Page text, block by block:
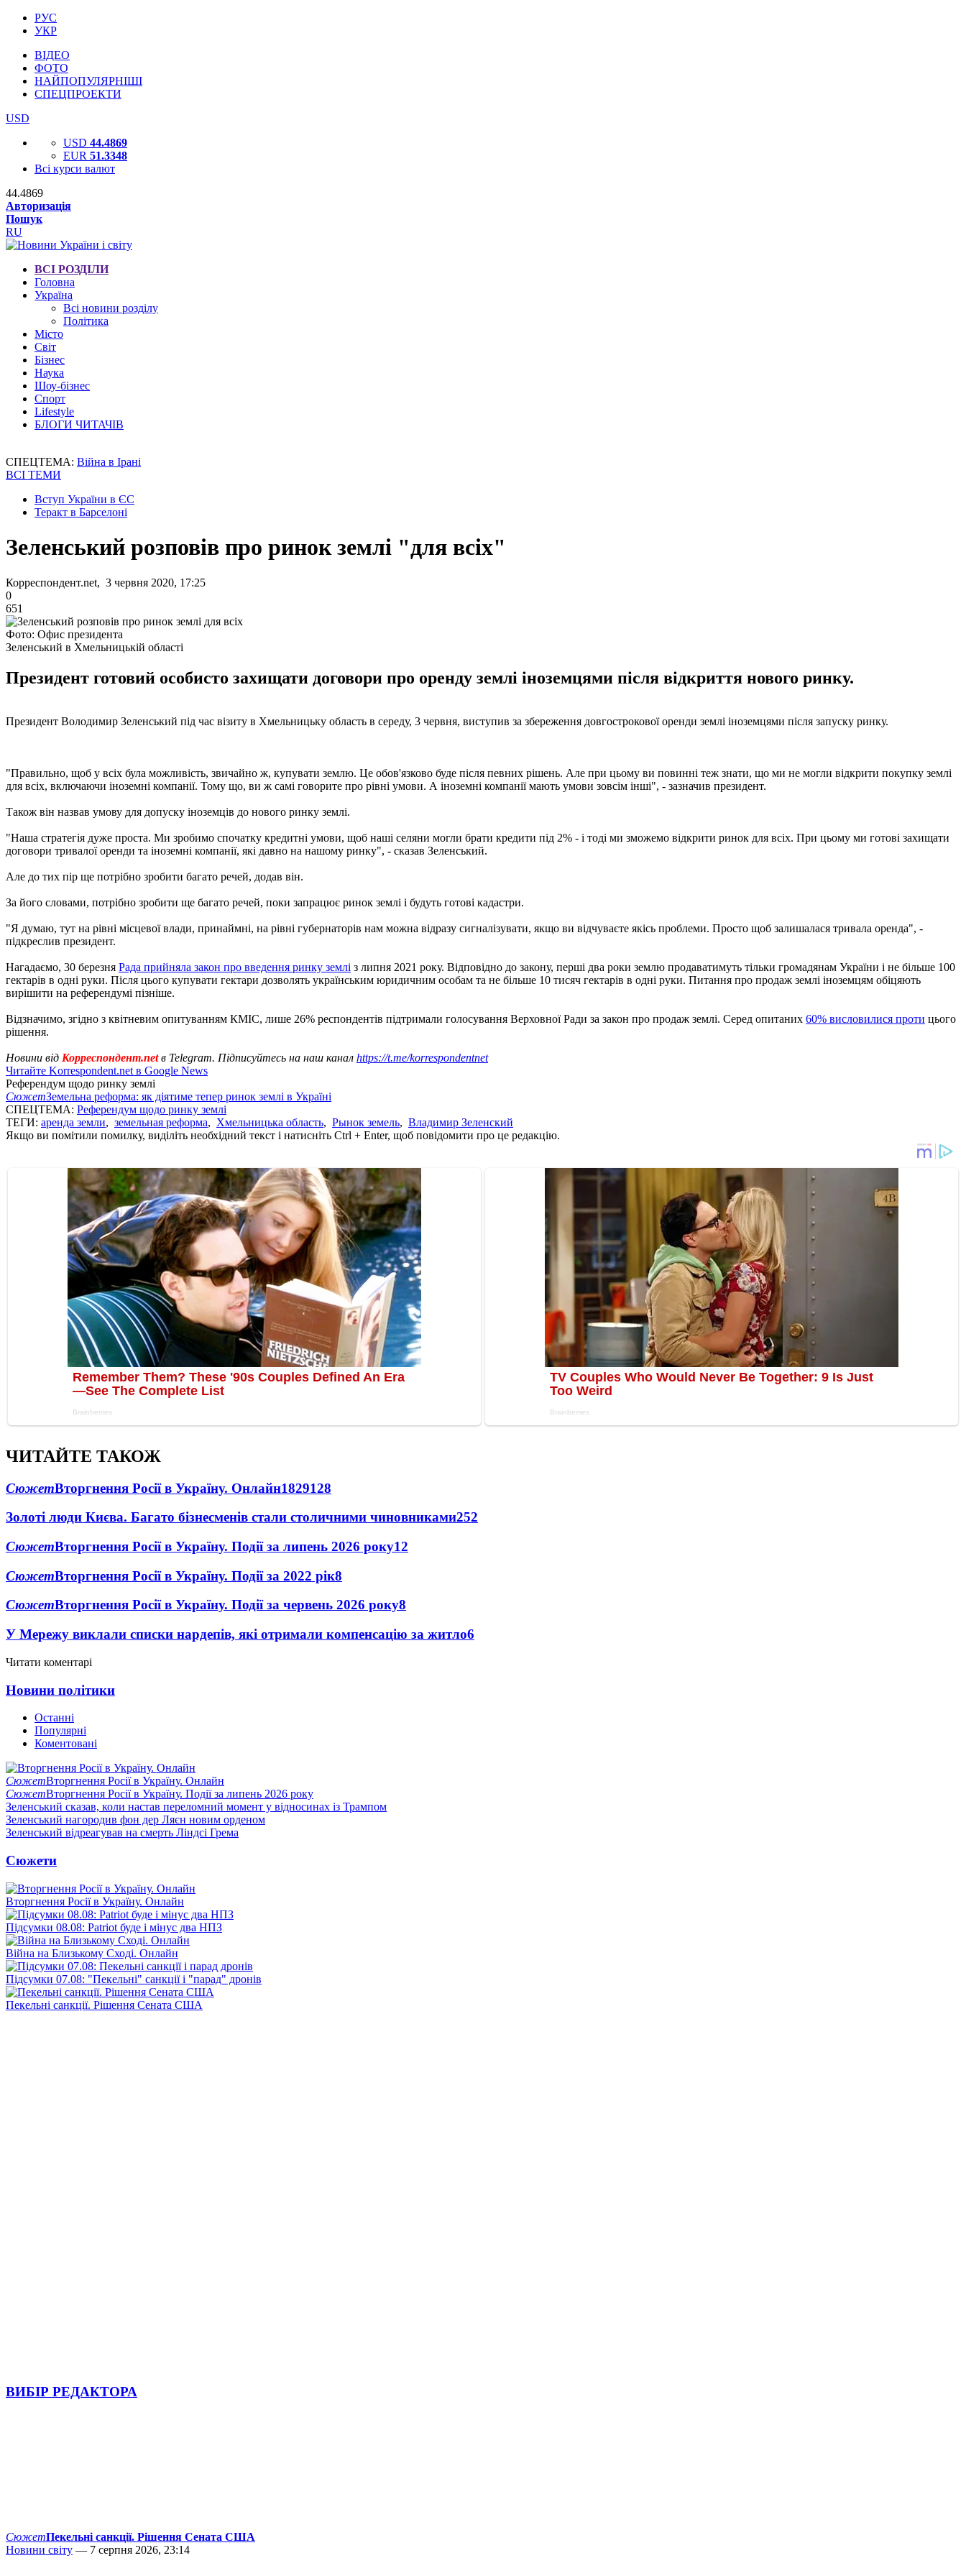
РУС
УКР
ВІДЕО
ФОТО
НАЙПОПУЛЯРНІШІ
СПЕЦПРОЕКТИ
USD
USD 44.4869
EUR 51.3348
Всі курси валют
44.4869
Авторизація
Пошук
RU
ВСІ РОЗДІЛИ
Головна
Україна
Всі новини розділу
Політика
Місто
Світ
Бізнес
Наука
Шоу-бізнес
Спорт
Lifestyle
БЛОГИ ЧИТАЧІВ
СПЕЦТЕМА: Війна в Ірані
ВСІ ТЕМИ
Вступ України в ЄС
Теракт в Барселоні
Зеленський розповів про ринок землі "для всіх"
Корреспондент.net, 3 червня 2020, 17:25
0
651
Фото: Офис президента
Зеленський в Хмельницькій області
Президент готовий особисто захищати договори про оренду землі іноземцями після відкриття нового ринку.
Президент Володимир Зеленський під час візиту в Хмельницьку область в середу, 3 червня, виступив за збереження довгострокової оренди землі іноземцями після запуску ринку.
"Правильно, щоб у всіх була можливість, звичайно ж, купувати землю. Це обов'язково буде після певних рішень. Але при цьому ви повинні теж знати, що ми не могли відкрити покупку землі
для всіх, включаючи іноземні компанії. Тому що, ви ж самі говорите про рівні умови. А іноземні компанії мають умови зовсім інші", - зазначив президент.
Також він назвав умову для допуску іноземців до нового ринку землі.
"Наша стратегія дуже проста. Ми зробимо спочатку кредитні умови, щоб наші селяни могли брати кредити під 2% - і тоді ми зможемо відкрити ринок для всіх. При цьому ми готові захищати
договори тривалої оренди та іноземні компанії, які давно на нашому ринку", - сказав Зеленський.
Але до тих пір ще потрібно зробити багато речей, додав він.
За його словами, потрібно зробити ще багато речей, поки запрацює ринок землі і будуть готові кадастри.
"Я думаю, тут на рівні місцевої влади, принаймні, на рівні губернаторів нам можна відразу сигналізувати, якщо ви відчуваєте якісь проблеми. Просто щоб залишалася тривала оренда", -
підкреслив президент.
Нагадаємо, 30 березня Рада прийняла закон про введення ринку землі з липня 2021 року. Відповідно до закону, перші два роки землю продаватимуть тільки громадянам України і не більше 100
гектарів в одні руки. Після цього купувати гектари дозволять українським юридичним особам та не більше 10 тисяч гектарів в одні руки. Питання про продаж землі іноземцям обіцяють
вирішити на референдумі пізніше.
Відзначимо, згідно з квітневим опитуванням КМІС, лише 26% респондентів підтримали голосування Верховної Ради за закон про продаж землі. Серед опитаних 60% висловилися проти цього
рішення.
Новини від Корреспондент.netв Telegram. Підписуйтесь на наш канал https://t.me/korrespondentnet
Читайте Korrespondent.net в Google News
Референдум щодо ринку землі
СюжетЗемельна реформа: як діятиме тепер ринок землі в Україні
СПЕЦТЕМА: Референдум щодо ринку землі
ТЕГИ: аренда земли, земельная реформа, Хмельницька область, Рынок земель, Владимир Зеленский
Якщо ви помітили помилку, виділіть необхідний текст і натисніть Ctrl + Enter, щоб повідомити про це редакцію.
ЧИТАЙТЕ ТАКОЖ
СюжетВторгнення Росії в Україну. Онлайн1829128
Золоті люди Києва. Багато бізнесменів стали столичними чиновниками252
СюжетВторгнення Росії в Україну. Події за липень 2026 року12
СюжетВторгнення Росії в Україну. Події за 2022 рік8
СюжетВторгнення Росії в Україну. Події за червень 2026 року8
У Мережу виклали списки нардепів, які отримали компенсацію за житло6
Читати коментарі
Новини політики
Останні
Популярні
Коментовані
СюжетВторгнення Росії в Україну. Онлайн
СюжетВторгнення Росії в Україну. Події за липень 2026 року
Зеленський сказав, коли настав переломний момент у відносинах із Трампом
Зеленський нагородив фон дер Ляєн новим орденом
Зеленський відреагував на смерть Ліндсі Грема
Сюжети
Вторгнення Росії в Україну. Онлайн
Підсумки 08.08: Patriot буде і мінус два НПЗ
Війна на Близькому Сході. Онлайн
Підсумки 07.08: "Пекельні" санкції і "парад" дронів
Пекельні санкції. Рішення Сената США
ВИБІР РЕДАКТОРА
СюжетПекельні санкції. Рішення Сената США
Новини світу — 7 серпня 2026, 23:14